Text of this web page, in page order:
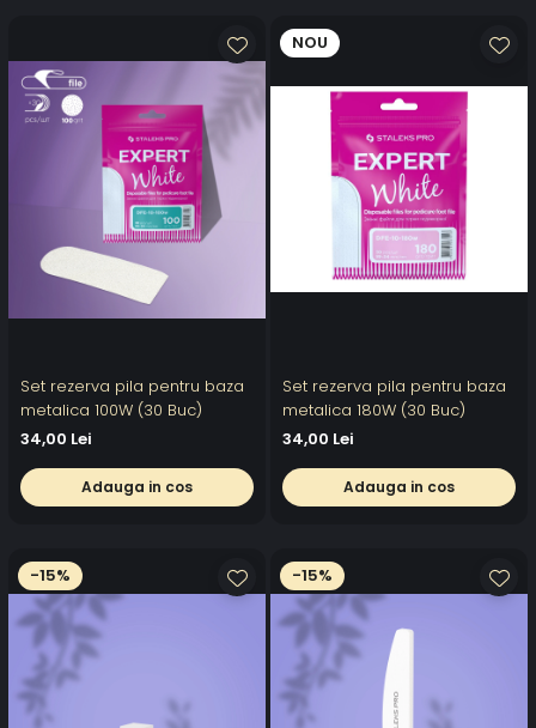
Set rezerva pila pentru baza
metalica 100W (30 Buc)
34,00 Lei
Adauga in cos
NOU
Set rezerva pila pentru baza
metalica 180W (30 Buc)
34,00 Lei
Adauga in cos
-15% -15%